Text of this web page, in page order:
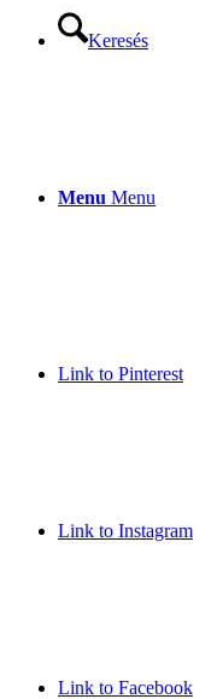
Keresés
Menu Menu
Link to Pinterest
Link to Instagram
Link to Facebook